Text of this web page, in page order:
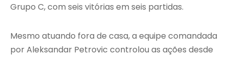
Grupo C, com seis vitórias em seis partidas.
Mesmo atuando fora de casa, a equipe comandada
por Aleksandar Petrovic controlou as ações desde